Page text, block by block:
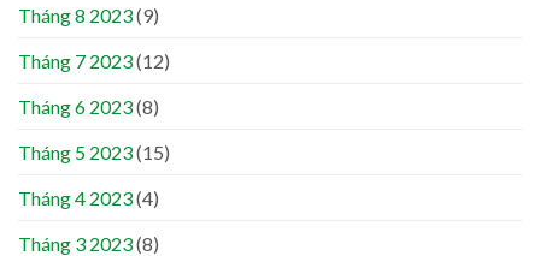
Tháng 8 2023(9)
Tháng 7 2023(12)
Tháng 6 2023(8)
Tháng 5 2023(15)
Tháng 4 2023(4)
Tháng 3 2023(8)